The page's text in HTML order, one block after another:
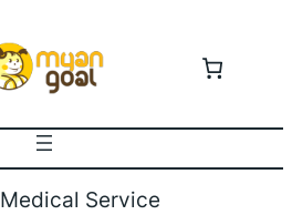
Medical Service